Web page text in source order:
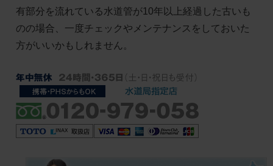
有部分を流れている水道管が10年以上経過した古いも
のの場合、一度チェックやメンテナンスをしておいた
方がいいかもしれません。